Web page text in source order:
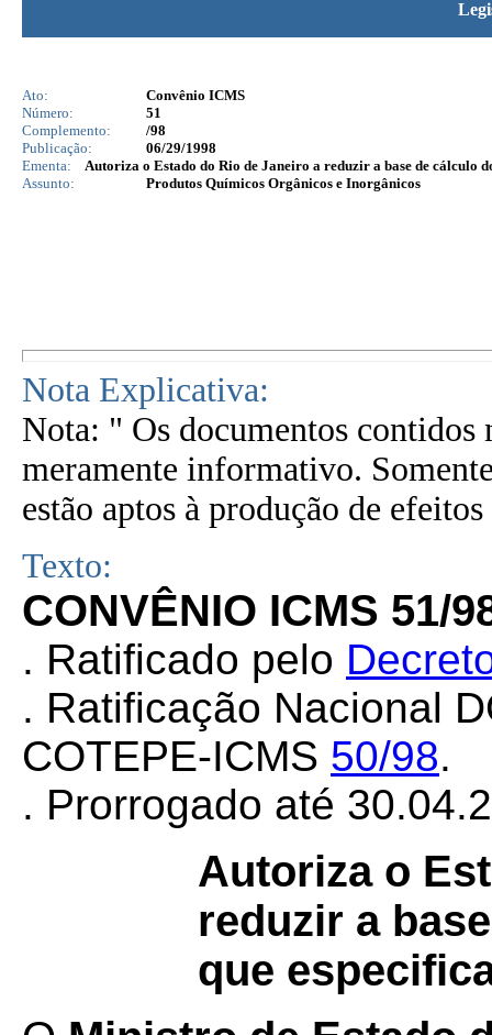
Ato:
Convênio ICMS
Número:
51
Complemento:
/98
Publicação:
06/29/1998
Ementa:
Autoriza o Estado do Rio de Janeiro a reduzir a base de cálculo
Assunto:
Produtos Químicos Orgânicos e Inorgânicos
Nota Explicativa:
Nota: " Os documentos contidos
meramente informativo.
estão aptos à produção de
Texto:
CONVÊNIO ICMS 51/
. Ratificado pelo
. Ratificação Nacional
COTEPE-ICMS 50/98.
. Prorrogado até
Autoriza o
reduzir a
que